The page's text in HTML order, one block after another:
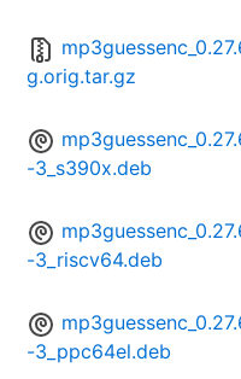
g.orig.tar.gz
-3_s390x.deb
-3_riscv64.deb
-3_ppc64el.deb